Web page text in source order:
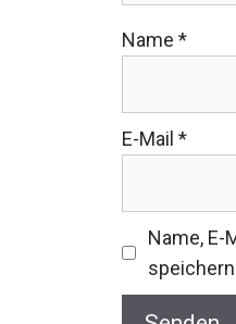
Name *
E-Mail *
Name,